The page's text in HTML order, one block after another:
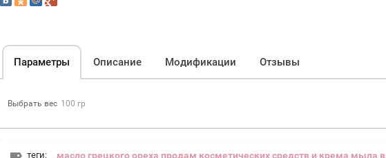
Параметры Описание Модификации Отзывы
Выбрать вес 100 гр
теги:
масло грецкого ореха продам косметических средств и крема мыла в